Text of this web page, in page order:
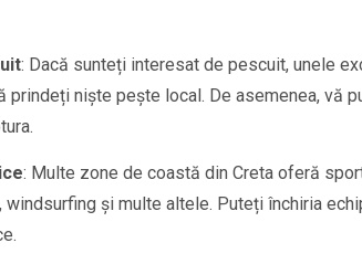
: Dacă sunteți interesat de pescuit, unele
prindeți niște pește local. De asemenea, vă
: Multe zone de coastă din Creta oferă
windsurfing și multe altele. Puteți închiria